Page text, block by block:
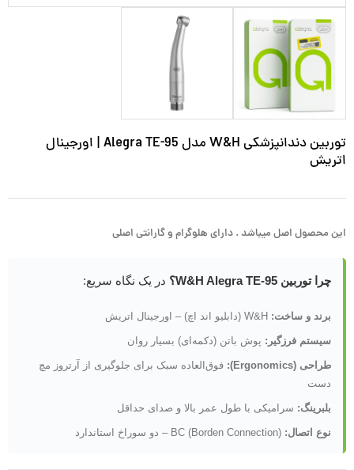
توربین دندانپزشکی W&H مدل Alegra TE-95 | اورجینال
اتریش
این محصول اصل میباشد . دارای هلوگرام و گارانتی اصلی
چرا توربین W&H Alegra TE-95؟ در یک نگاه سریع:
برند و ساخت:
سیستم فرزگیر: پوش باتن (دکمه‌ای) بسیار روان
طراحی (Ergonomics):
فوق‌العاده سبک برای جلوگیری از آرتروز مچ
دست
بلبرینگ: سرامیکی با طول عمر بالا و صدای حداقل
نوع اتصال: